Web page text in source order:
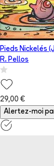
Pieds Nickelés
R. Pellos
29,00 €
Alertez-moi